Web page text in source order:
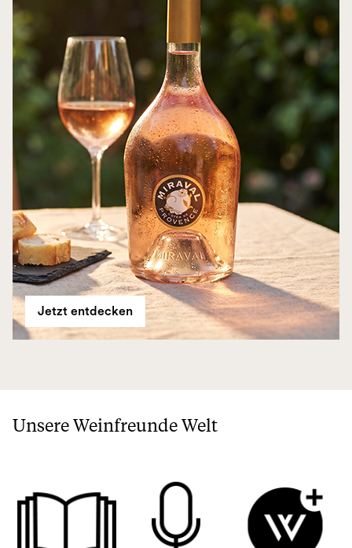
Jetzt entdecken
Unsere Weinfreunde Welt